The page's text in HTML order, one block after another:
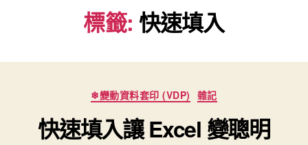
標籤: 快速填入
分
類
❄變動資料套印 (VDP) 雜記
快速填入讓 Excel 變聰明